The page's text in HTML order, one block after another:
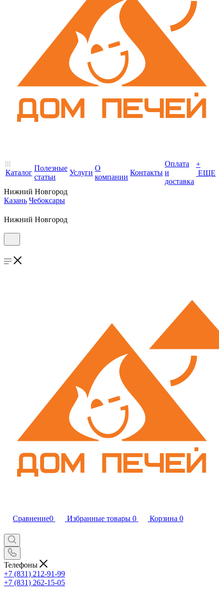
Каталог
Полезные
статьи
Услуги
О
компании
Контакты
Оплата
и
доставка
+
ЕЩЕ
Нижний Новгород
Казань Чебоксары
Нижний Новгород
Сравнение0 Избранные товары 0 Корзина 0
Телефоны
+7 (831) 212-91-99
+7 (831) 262-15-05